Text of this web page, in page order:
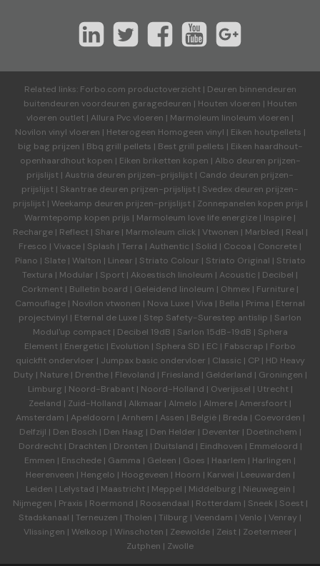
Related links: Forbo.com productoverzicht| Deuren binnendeuren
buitendeuren voordeuren garagedeuren | Houten vloeren | Houten
vloeren outlet | Allura Pvc vloeren | Marmoleum linoleum vloeren |
Novilon vinyl vloeren | Heterogeen Homogeen vinyl | Eiken houtpellets |
big bag prijzen | Bbq grill pellets | Best grill pellets | Eiken haardhout-
openhaardhout kopen | Eiken briketten kopen | Albo deuren prijzen-
prijslijst | Austria deuren prijzen-prijslijst | Cando deuren prijzen-
prijslijst | Skantrae deuren prijzen-prijslijst | Svedex deuren prijzen-
prijslijst| Weekamp deuren prijzen-prijslijst| Zonnepanelen kopen prijs |
Warmtepomp kopen prijs | Marmoleum love life energize | Inspire |
Recharge| Reflect| Share| Marmoleum click| Vtwonen | Marbled | Real |
Fresco | Vivace | Splash | Terra | Authentic | Solid | Cocoa | Concrete |
Piano | Slate| Walton | Linear | Striato Colour | Striato Original | Striato
Textura | Modular | Sport | Akoestisch linoleum | Acoustic | Decibel |
Corkment | Bulletin board | Geleidend linoleum | Ohmex | Furniture |
Camouflage | Novilon vtwonen | Nova Luxe | Viva | Bella | Prima | Eternal
projectvinyl | Eternal de Luxe | Step Safety-Surestep antislip | Sarlon
Modul'up compact| Decibel 19dB | Sarlon 15dB-19dB | Sphera
Element | Energetic | Evolution | Sphera SD | EC | Fabscrap | Forbo
quickfit ondervloer | Jumpax basic ondervloer | Classic | CP| HD Heavy
Duty | Nature| Drenthe| Flevoland | Friesland | Gelderland | Groningen |
Limburg | Noord-Brabant| Noord-Holland | Overijssel | Utrecht|
Zeeland | Zuid-Holland | Alkmaar | Almelo | Almere | Amersfoort |
Amsterdam | Apeldoorn | Arnhem | Assen | België| Breda | Coevorden |
Delfzijl | Den Bosch | Den Haag | Den Helder | Deventer | Doetinchem |
Dordrecht| Drachten | Dronten | Duitsland | Eindhoven | Emmeloord |
Emmen | Enschede | Gamma | Geleen | Goes | Haarlem | Harlingen |
Heerenveen | Hengelo | Hoogeveen | Hoorn | Karwei | Leeuwarden |
Leiden | Lelystad | Maastricht| Meppel | Middelburg | Nieuwegein |
Nijmegen | Praxis | Roermond | Roosendaal | Rotterdam | Sneek| Soest|
Stadskanaal | Terneuzen | Tholen | Tilburg | Veendam | Venlo | Venray |
Vlissingen | Welkoop | Winschoten | Zeewolde | Zeist | Zoetermeer |
Zutphen | Zwolle